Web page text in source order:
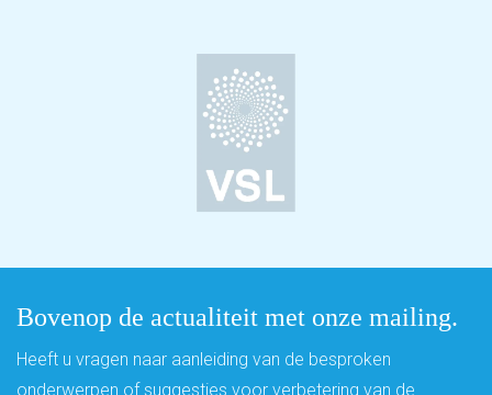
Bovenop de actualiteit met onze mailing.
Heeft u vragen naar aanleiding van de besproken
onderwerpen of suggesties voor verbetering van de